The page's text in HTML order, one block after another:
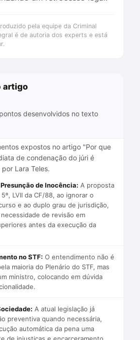
pela equipe da Criminal
é de autoria dos experts e está
artigo
desenvolvidos no texto
expostos no artigo "Por que
de condenação do júri é
Lara Teles.
de Inocência: A proposta
LVII da CF/88, ao ignorar o
e ao duplo grau de jurisdição,
de revisão em
antes da execução da
no STF: O entendimento não é
maioria do Plenário do STF, mas
ministro, colocando em dúvida
A atual legislação já
preventiva quando necessária,
automática da pena uma